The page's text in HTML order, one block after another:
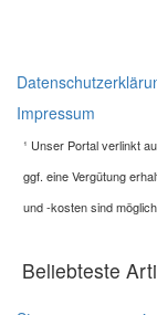
Impressum
¹ Unser Portal verlinkt
ggf. eine Vergütung
und -kosten sind
Beliebteste